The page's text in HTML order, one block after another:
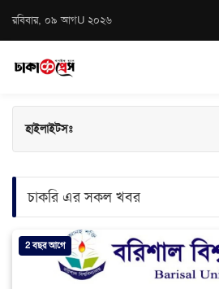
রবিবার, ০৯ আগU ২০২৬
হাইলাইটসঃ
চাকরি এর সকল খবর
2 বছর আগে